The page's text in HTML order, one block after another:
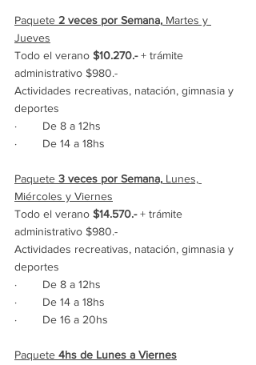
Paquete 2 veces por Semana, Martes y
Jueves
Todo el verano $10.270.- + trámite
administrativo $980.-
Actividades recreativas, natación, gimnasia y
deportes
·        De 8 a 12hs
·        De 14 a 18hs
Paquete 3 veces por Semana, Lunes,
Miércoles y Viernes
Todo el verano $14.570.- + trámite
administrativo $980.-
Actividades recreativas, natación, gimnasia y
deportes
·        De 8 a 12hs
·        De 14 a 18hs
·        De 16 a 20hs
Paquete 4hs de Lunes a Viernes